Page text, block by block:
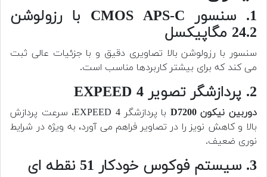
1. سنسور CMOS APS-C با رزولوشن
24.2 مگاپیکسل
سنسور با رزولوشن بالا تصاویری دقیق و با جزئیات عالی ثبت
می کند که برای بیشتر کاربردها مناسب است.
2. پردازشگر تصویر EXPEED 4
دوربین نیکون D7200
با پردازشگر EXPEED 4، سرعت پردازش
بالا و کاهش نویز را در تصاویر فراهم می آورد، به ویژه در شرایط
نوری ضعیف.
3. سیستم فوکوس خودکار 51 نقطه ای